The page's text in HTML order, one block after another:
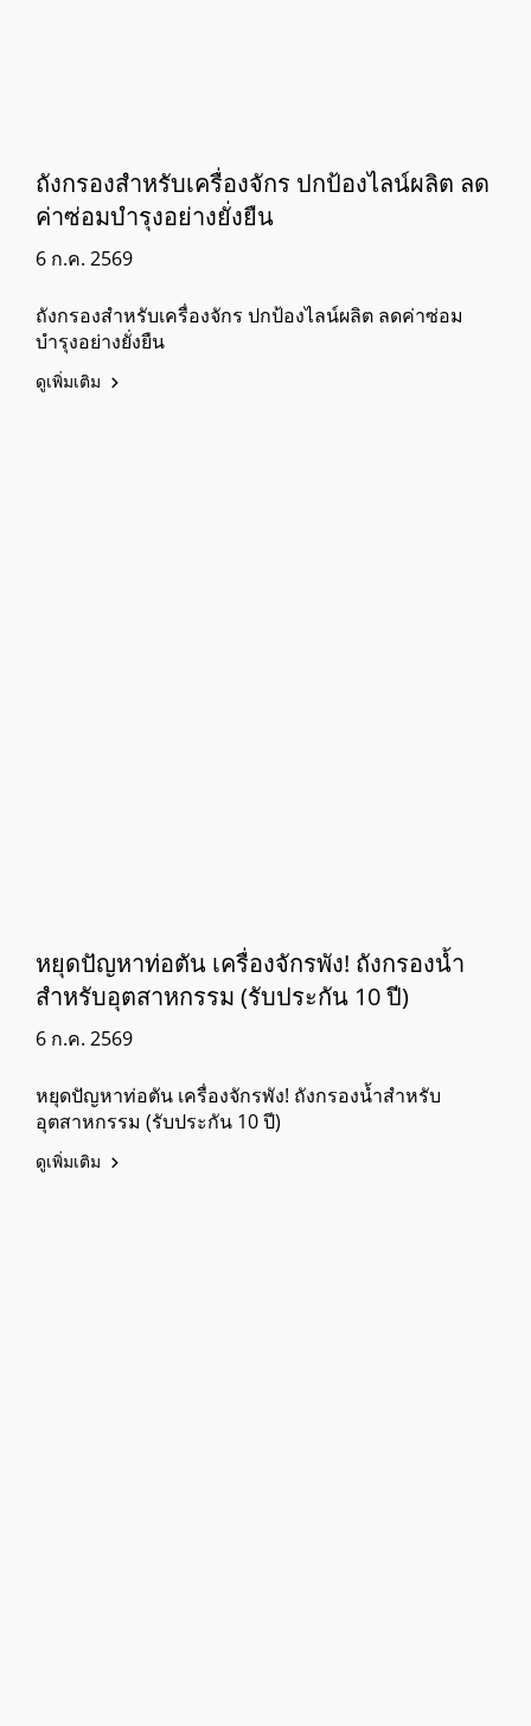
ถังกรองสำหรับเครื่องจักร ปกป้องไลน์ผลิต ลด
ค่าซ่อมบำรุงอย่างยั่งยืน
6 ก.ค. 2569
ถังกรองสำหรับเครื่องจักร ปกป้องไลน์ผลิต ลดค่าซ่อม
บำรุงอย่างยั่งยืน
ดูเพิ่มเติม
หยุดปัญหาท่อตัน เครื่องจักรพัง! ถังกรองน้ำ
สำหรับอุตสาหกรรม (รับประกัน 10 ปี)
6 ก.ค. 2569
หยุดปัญหาท่อตัน เครื่องจักรพัง! ถังกรองน้ำสำหรับ
อุตสาหกรรม (รับประกัน 10 ปี)
ดูเพิ่มเติม